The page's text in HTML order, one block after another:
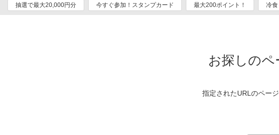
抽選で最大20,000円分 今すぐ参加！スタンプカード 最大200ポイント！ 冷
お探しのペ
指定されたURLのペー